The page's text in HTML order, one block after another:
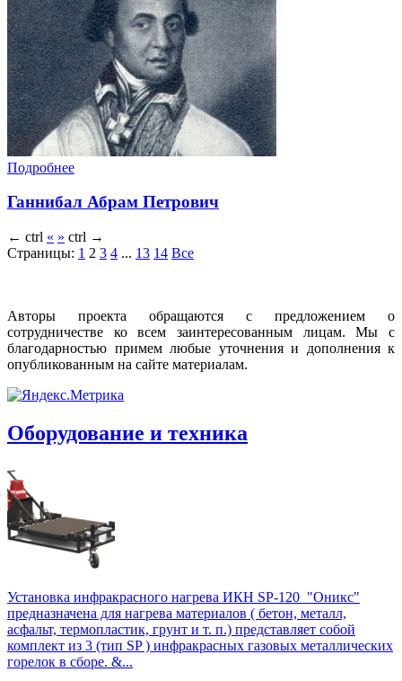
Подробнее
Ганнибал Абрам Петрович
← ctrl « » ctrl →
Страницы: 1 2 3 4 ... 13 14 Все
Авторы проекта обращаются с предложением о
сотрудничестве ко всем заинтересованным лицам. Мы с
благодарностью примем любые уточнения и дополнения к
опубликованным на сайте материалам.
Оборудование и техника
Установка инфракрасного нагрева ИКН SP-120 "Оникс"
предназначена для нагрева материалов ( бетон, металл,
асфальт, термопластик, грунт и т. п.) представляет собой
комплект из 3 (тип SP ) инфракрасных газовых металлических
горелок в сборе. &...